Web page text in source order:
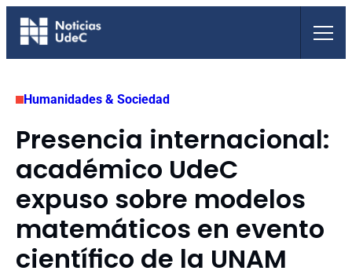
Saltar
Humanidades & Sociedad
Presencia internacional:
académico UdeC
expuso sobre modelos
matemáticos en evento
científico de la UNAM